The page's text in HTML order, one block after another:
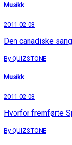
Musikk
2011-02-03
Den canadiske
By QUIZSTONE
Musikk
2011-02-03
Hvorfor fremførte
By QUIZSTONE